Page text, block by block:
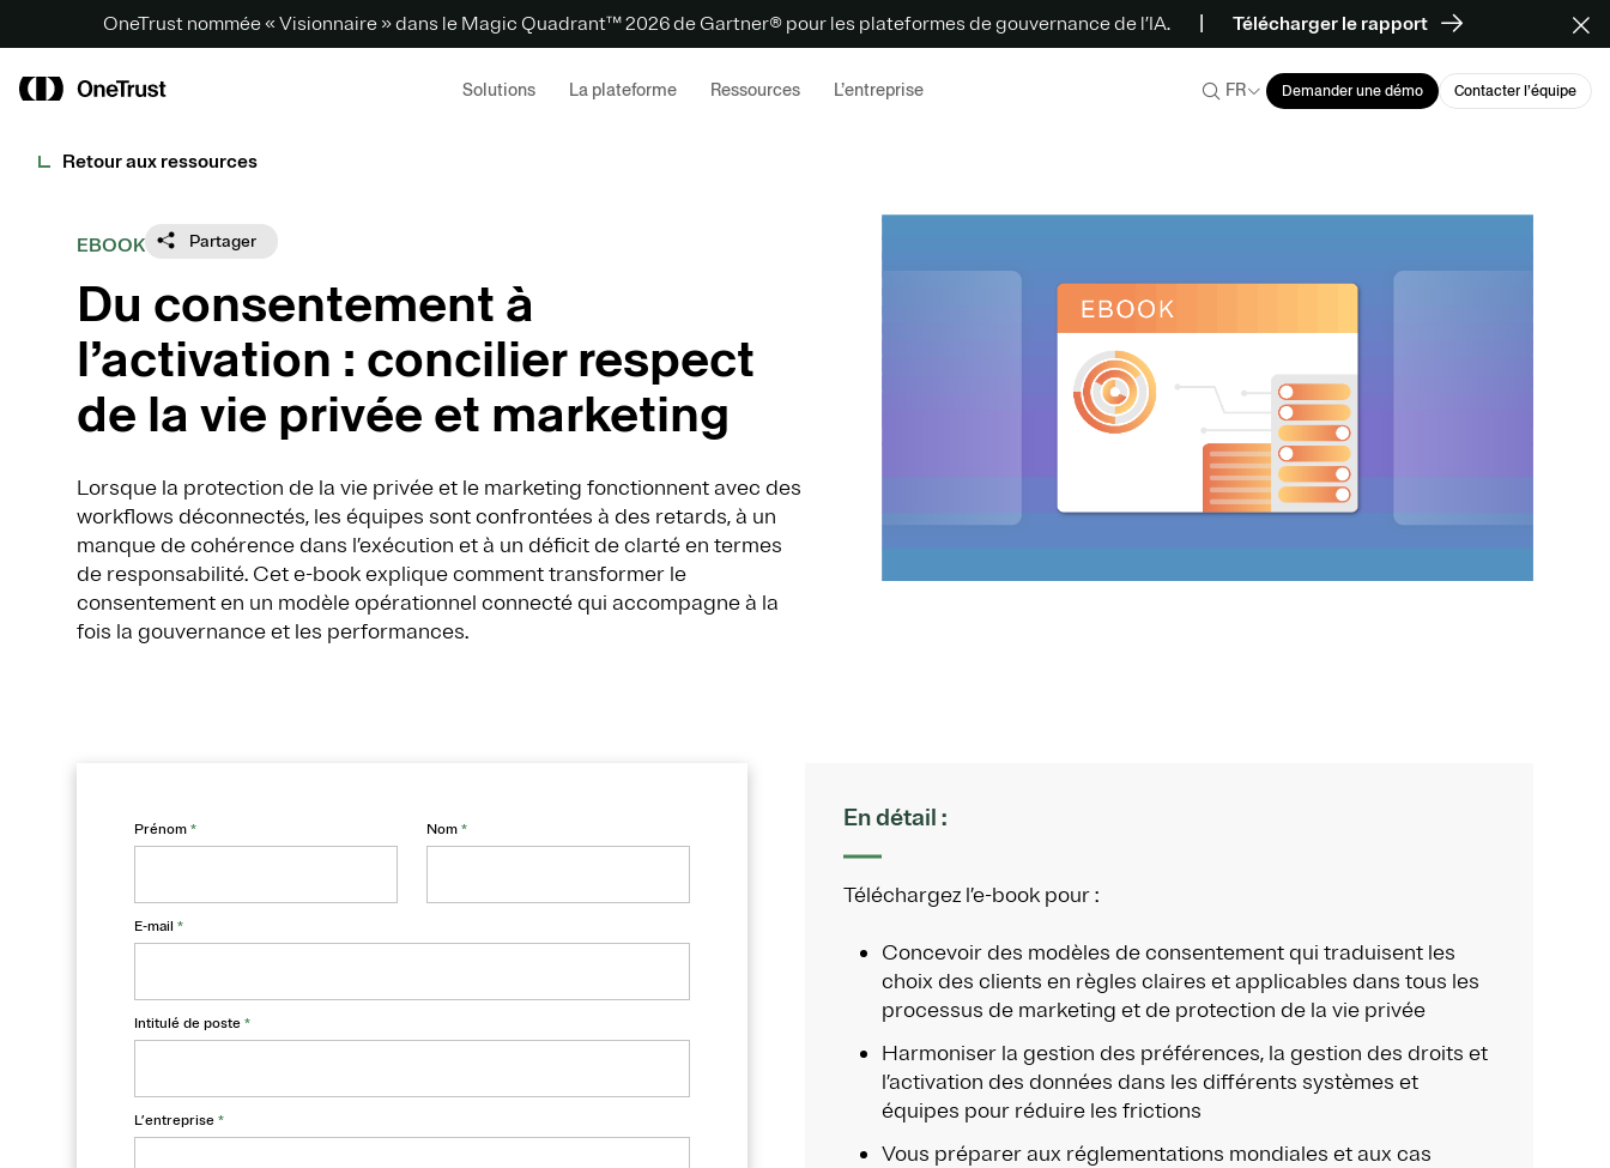
OneTrust nommée « Visionnaire » dans le Magic Quadrant™ 2026 de Gartner® pour les plateformes de gouvernance de l’IA. Télécharger le rapport
Solutions La plateforme Ressources L’entreprise FR Demander une démo Contacter l’équipe
Retour aux ressources
EBOOK Partager
Du consentement à
l’activation : concilier respect
de la vie privée et marketing
Lorsque la protection de la vie privée et le marketing fonctionnent avec des
workflows déconnectés, les équipes sont confrontées à des retards, à un
manque de cohérence dans l’exécution et à un déficit de clarté en termes
de responsabilité. Cet e-book explique comment transformer le
consentement en un modèle opérationnel connecté qui accompagne à la
fois la gouvernance et les performances.
Prénom * Nom *
E-mail *
Intitulé de poste *
L’entreprise *
En détail :
Téléchargez l’e-book pour :
Concevoir des modèles de consentement qui traduisent les
choix des clients en règles claires et applicables dans tous les
processus de marketing et de protection de la vie privée
Harmoniser la gestion des préférences, la gestion des droits et
l’activation des données dans les différents systèmes et
équipes pour réduire les frictions
Vous préparer aux réglementations mondiales et aux cas